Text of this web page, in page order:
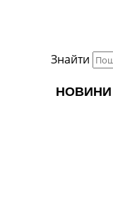
Знайти